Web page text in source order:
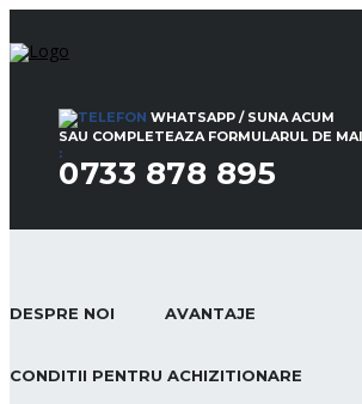
WHATSAPP / SUNA ACUM
SAU COMPLETEAZA FORMULARUL DE
:
0733 878 895
DESPRE NOI AVANTAJE
CONDITII PENTRU ACHIZITIONARE